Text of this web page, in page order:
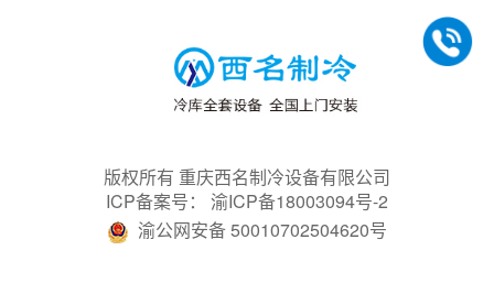
版权所有 重庆西名制冷设备有限公司
ICP备案号： 渝ICP备18003094号-2
渝公网安备 50010702504620号